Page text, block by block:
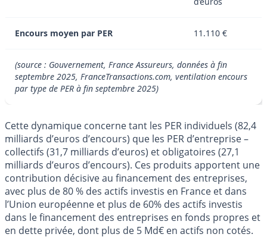
Encours moyen par PER 11.110 €
(source : Gouvernement, France Assureurs, données à fin
septembre 2025, FranceTransactions.com, ventilation encours
par type de PER à fin septembre 2025)
Cette dynamique concerne tant les PER individuels (82,4
milliards d’euros d’encours) que les PER d’entreprise –
collectifs (31,7 milliards d’euros) et obligatoires (27,1
milliards d’euros d’encours). Ces produits apportent une
contribution décisive au financement des entreprises,
avec plus de 80 % des actifs investis en France et dans
l’Union européenne et plus de 60% des actifs investis
dans le financement des entreprises en fonds propres et
en dette privée, dont plus de 5 Md€ en actifs non cotés.